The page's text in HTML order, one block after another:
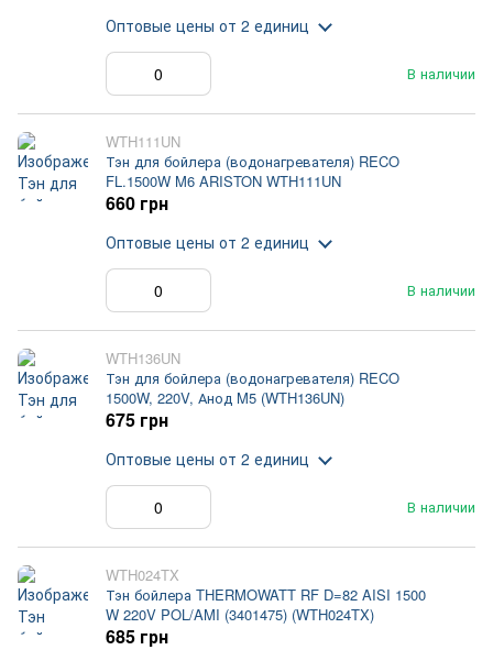
В наличии
Оптовые цены от 2 единиц
WTH111UN
Тэн для бойлера (водонагревателя) RECO
FL.1500W M6 ARISTON WTH111UN
В наличии
660 грн
Оптовые цены от 2 единиц
WTH136UN
Тэн для бойлера (водонагревателя) RECO
1500W, 220V, Анод M5 (WTH136UN)
В наличии
675 грн
Оптовые цены от 2 единиц
WTH024TX
Тэн бойлера THERMOWATT RF D=82 AISI 1500
W 220V POL/AMI (3401475) (WTH024TX)
685 грн